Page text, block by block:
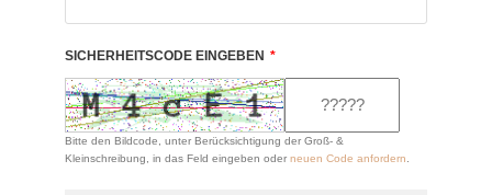
SICHERHEITSCODE EINGEBEN *
Bitte den Bildcode, unter Berücksichtigung der Groß- &
Kleinschreibung, in das Feld eingeben oder neuen Code anfordern